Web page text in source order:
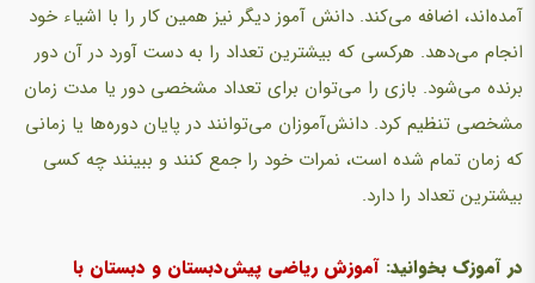
آمده‌اند، اضافه می‌کند. دانش آموز دیگر نیز همین کار را با اشیاء خود
انجام می‌دهد. هرکسی که بیشترین تعداد را به دست آورد در آن دور
برنده می‌شود. بازی را می‌توان برای تعداد مشخصی دور یا مدت زمان
مشخصی تنظیم کرد. دانش‌آموزان می‌توانند در پایان دوره‌ها یا زمانی
که زمان تمام شده است، نمرات خود را جمع کنند و ببینند چه کسی
بیشترین تعداد را دارد.
در آموزک بخوانید: آموزش ریاضی پیش‌دبستان و دبستان با